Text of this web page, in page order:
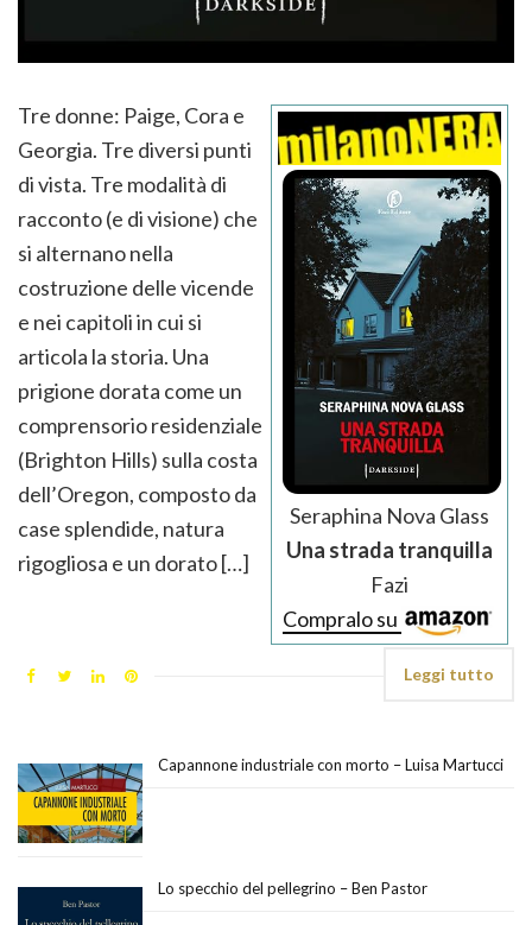
Seraphina Nova Glass
Una strada tranquilla
Fazi
Compralo su
Tre donne: Paige, Cora e
Georgia. Tre diversi punti
di vista. Tre modalità di
racconto (e di visione) che
si alternano nella
costruzione delle vicende
e nei capitoli in cui si
articola la storia. Una
prigione dorata come un
comprensorio residenziale
(Brighton Hills) sulla costa
dell’Oregon, composto da
case splendide, natura
rigogliosa e un dorato […]
Leggi tutto
Capannone industriale con morto – Luisa Martucci
Lo specchio del pellegrino – Ben Pastor